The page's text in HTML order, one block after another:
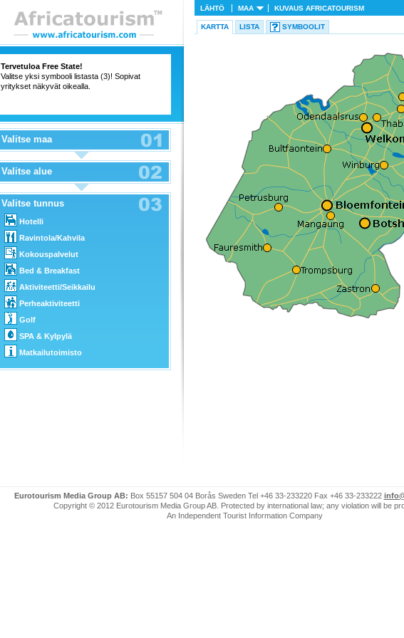
Tervetuloa Free State!
Valitse yksi symbooli listasta (3)! Sopivat
yritykset näkyvät oikealla.
Valitse maa
Valitse alue
Valitse tunnus
Hotelli
Ravintola/Kahvila
Kokouspalvelut
Bed & Breakfast
Aktiviteetti/Seikkailu
Perheaktiviteetti
Golf
SPA & Kylpylä
Matkailutoimisto
LÄHTÖ MAA KUVAUS AFRICATOURISM
KARTTA LISTA SYMBOOLIT
Eurotourism Media Group AB: Box 55157 504 04 Borås Sweden Tel +46 33-233220 Fax +46 33-233222
Copyright © 2012 Eurotourism Media Group AB. Protected by international law; any violation will be
An Independent Tourist Information Company